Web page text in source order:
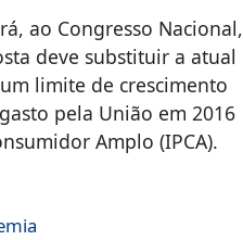
ao Congresso Nacional,
deve substituir a atual
limite de crescimento
pela União em 2016
Amplo (IPCA).